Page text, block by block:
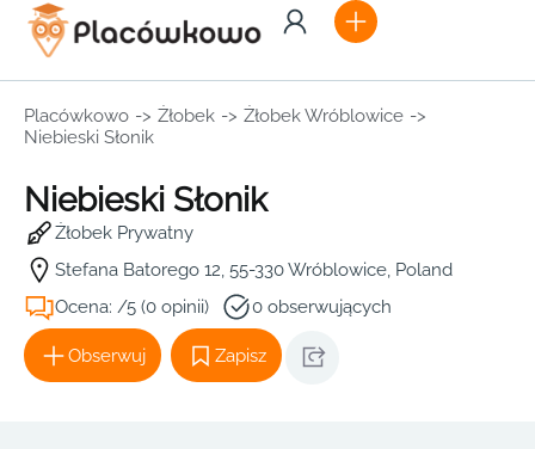
Placówkowo -> Żłobek -> Żłobek Wróblowice ->
Niebieski Słonik
Niebieski Słonik
Żłobek Prywatny
Stefana Batorego 12, 55-330 Wróblowice, Poland
Ocena: /5 (0 opinii)
0 obserwujących
Obserwuj Zapisz